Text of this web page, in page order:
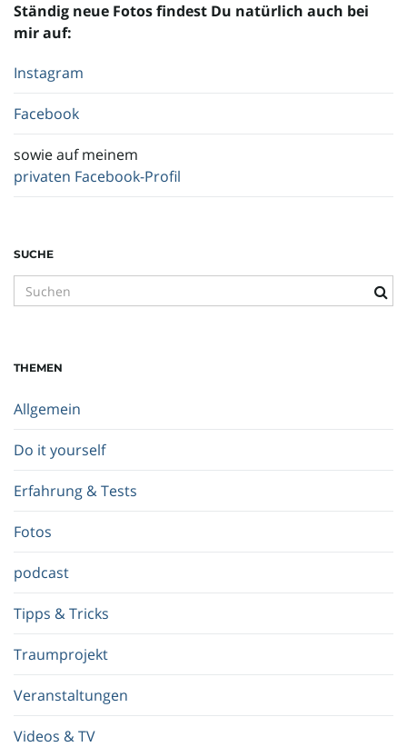
Ständig neue Fotos findest Du natürlich auch bei
mir auf:
Instagram
Facebook
sowie auf meinem
privaten Facebook-Profil
SUCHE
u
b
g
i
f
.
.
.
THEMEN
Allgemein
Do it yourself
Erfahrung & Tests
Fotos
podcast
Tipps & Tricks
Traumprojekt
Veranstaltungen
Videos & TV